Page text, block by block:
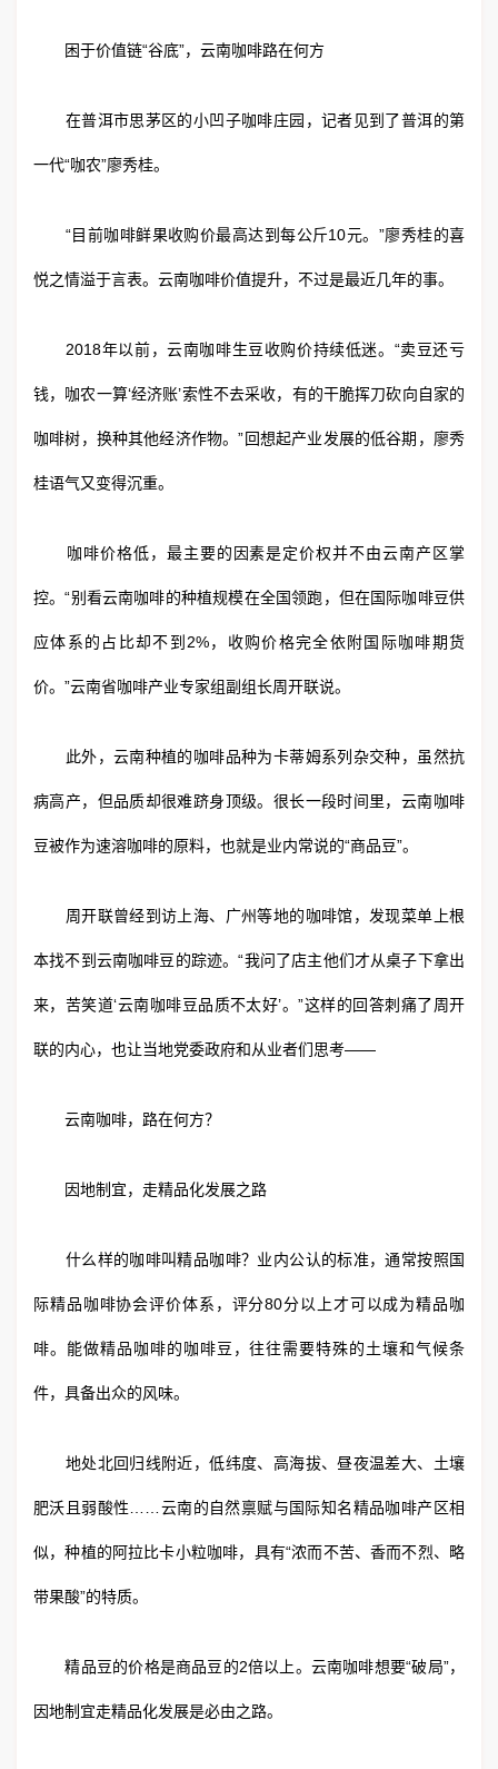
困于价值链“谷底”，云南咖啡路在何方
在普洱市思茅区的小凹子咖啡庄园，记者见到了普洱的第
一代“咖农”廖秀桂。
“目前咖啡鲜果收购价最高达到每公斤10元。”廖秀桂的喜
悦之情溢于言表。云南咖啡价值提升，不过是最近几年的事。
2018年以前，云南咖啡生豆收购价持续低迷。“卖豆还亏
钱，咖农一算‘经济账’索性不去采收，有的干脆挥刀砍向自家的
咖啡树，换种其他经济作物。”回想起产业发展的低谷期，廖秀
桂语气又变得沉重。
咖啡价格低，最主要的因素是定价权并不由云南产区掌
控。“别看云南咖啡的种植规模在全国领跑，但在国际咖啡豆供
应体系的占比却不到2%，收购价格完全依附国际咖啡期货
价。”云南省咖啡产业专家组副组长周开联说。
此外，云南种植的咖啡品种为卡蒂姆系列杂交种，虽然抗
病高产，但品质却很难跻身顶级。很长一段时间里，云南咖啡
豆被作为速溶咖啡的原料，也就是业内常说的“商品豆”。
周开联曾经到访上海、广州等地的咖啡馆，发现菜单上根
本找不到云南咖啡豆的踪迹。“我问了店主他们才从桌子下拿出
来，苦笑道‘云南咖啡豆品质不太好’。”这样的回答刺痛了周开
联的内心，也让当地党委政府和从业者们思考——
云南咖啡，路在何方？
因地制宜，走精品化发展之路
什么样的咖啡叫精品咖啡？业内公认的标准，通常按照国
际精品咖啡协会评价体系，评分80分以上才可以成为精品咖
啡。能做精品咖啡的咖啡豆，往往需要特殊的土壤和气候条
件，具备出众的风味。
地处北回归线附近，低纬度、高海拔、昼夜温差大、土壤
肥沃且弱酸性……云南的自然禀赋与国际知名精品咖啡产区相
似，种植的阿拉比卡小粒咖啡，具有“浓而不苦、香而不烈、略
带果酸”的特质。
精品豆的价格是商品豆的2倍以上。云南咖啡想要“破局”，
因地制宜走精品化发展是必由之路。